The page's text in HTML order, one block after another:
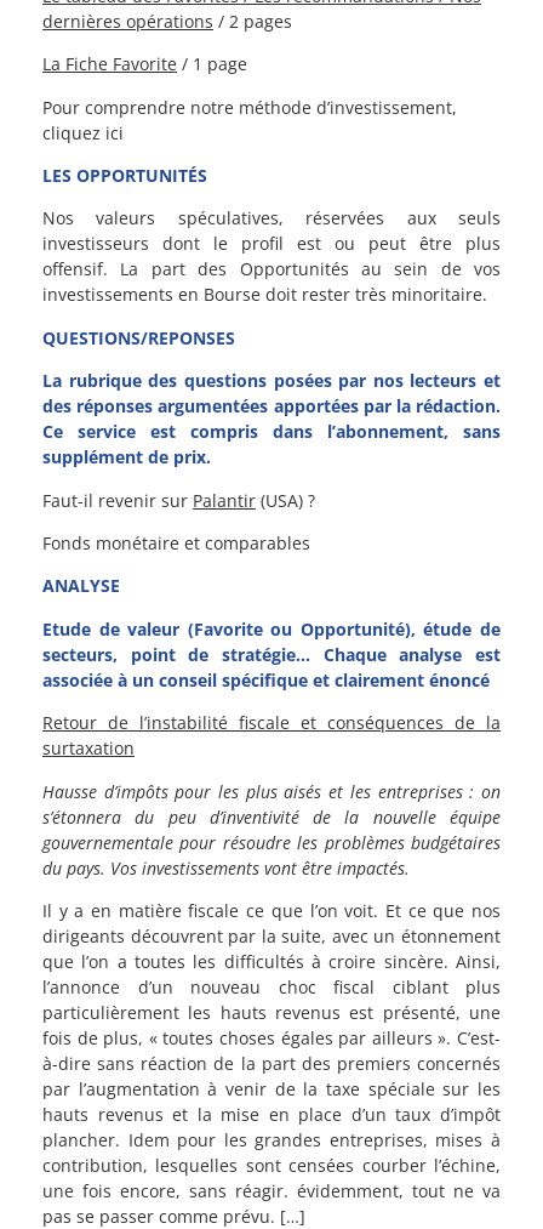
dernières opérations / 2 pages
La Fiche Favorite / 1 page
Pour comprendre notre méthode d’investissement,
cliquez ici
LES OPPORTUNITÉS
Nos valeurs spéculatives, réservées aux seuls
investisseurs dont le profil est ou peut être plus
offensif. La part des Opportunités au sein de vos
investissements en Bourse doit rester très minoritaire.
QUESTIONS/REPONSES
La rubrique des questions posées par nos lecteurs et
des réponses argumentées apportées par la rédaction.
Ce service est compris dans l’abonnement, sans
supplément de prix.
Faut-il revenir sur Palantir (USA) ?
Fonds monétaire et comparables
ANALYSE
Etude de valeur (Favorite ou Opportunité), étude de
secteurs, point de stratégie… Chaque analyse est
associée à un conseil spécifique et clairement énoncé
Retour de l’instabilité fiscale et conséquences de la
surtaxation
Hausse d’impôts pour les plus aisés et les entreprises : on
s’étonnera du peu d’inventivité de la nouvelle équipe
gouvernementale pour résoudre les problèmes budgétaires
du pays. Vos investissements vont être impactés.
Il y a en matière fiscale ce que l’on voit. Et ce que nos
dirigeants découvrent par la suite, avec un étonnement
que l’on a toutes les difficultés à croire sincère. Ainsi,
l’annonce d’un nouveau choc fiscal ciblant plus
particulièrement les hauts revenus est présenté, une
fois de plus, « toutes choses égales par ailleurs ». C’est-
à-dire sans réaction de la part des premiers concernés
par l’augmentation à venir de la taxe spéciale sur les
hauts revenus et la mise en place d’un taux d’impôt
plancher. Idem pour les grandes entreprises, mises à
contribution, lesquelles sont censées courber l’échine,
une fois encore, sans réagir. évidemment, tout ne va
pas se passer comme prévu. […]